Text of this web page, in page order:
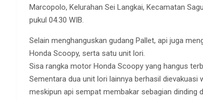
Marcopolo, Kelurahan Sei Langkai, Kecamatan
pukul 04.30 WIB.
Selain menghanguskan gudang Pallet, api juga
Honda Scoopy, serta satu unit lori.
Sisa rangka motor Honda Scoopy yang hangus
Sementara dua unit lori lainnya berhasil
meskipun api sempat membakar sebagian dinding